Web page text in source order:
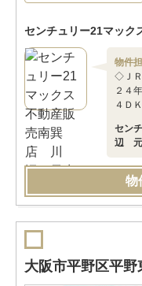
センチュリー21マック
物件
◇Ｊ
２４
４ＤＫ
セン
辺
物
大阪市平野区平